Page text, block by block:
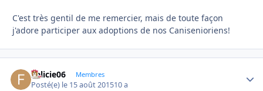
C'est très gentil de me remercier, mais de toute façon
j'adore participer aux adoptions de nos Canisenioriens!
Felicie06 Membres
Posté(e) le 15 août 201510 a